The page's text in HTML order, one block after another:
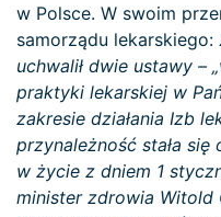
w Polsce. W swoim
samorządu lekarskiego:
uchwalił dwie ustawy –
praktyki lekarskiej w
zakresie działania Izb
przynależność stała się
w życie z dniem 1
minister zdrowia Witold